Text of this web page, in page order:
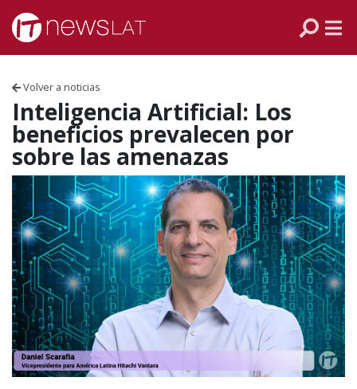
Skip to content
Volver a noticias
Inteligencia Artificial: Los
beneficios prevalecen por
sobre las amenazas
VENEZUELA
ECUADOR
PERÚ
CHILE
ARGENTINA
MÉXICO